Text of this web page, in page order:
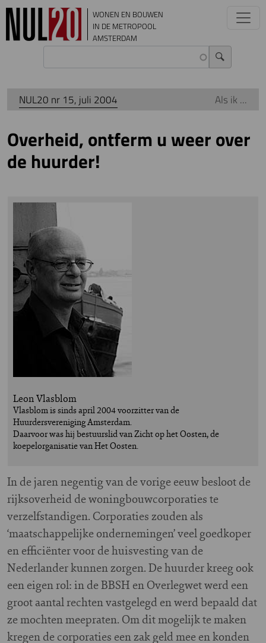
Overslaan en naar de inhoud gaan
WONEN EN BOUWEN
IN DE METROPOOL
AMSTERDAM
NUL20 nr 15, juli 2004 Als ik ...
Overheid, ontferm u weer over
de huurder!
Leon Vlasblom
Vlasblom is sinds april 2004 voorzitter van de
Huurdersvereniging Amsterdam.
Daarvoor was hij bestuurslid van Zicht op het Oosten, de
koepelorganisatie van Het Oosten.
In de jaren negentig van de vorige eeuw besloot de
rijksoverheid de woningbouwcorporaties te
verzelfstandigen. Corporaties zouden als
‘maatschappelijke ondernemingen’ veel goedkoper
en efficiënter voor de huisvesting van de
Nederlander kunnen zorgen. De huurder kreeg ook
een eigen rol: in de BBSH en Overlegwet werd een
groot aantal rechten vastgelegd en werd bepaald dat
ze mochten meepraten. Om dit mogelijk te maken
kregen de corporaties een zak geld mee en konden